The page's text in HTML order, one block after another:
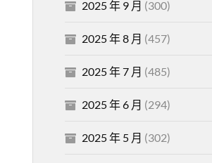
2025 年 9 月 (300)
2025 年 8 月 (457)
2025 年 7 月 (485)
2025 年 6 月 (294)
2025 年 5 月 (302)